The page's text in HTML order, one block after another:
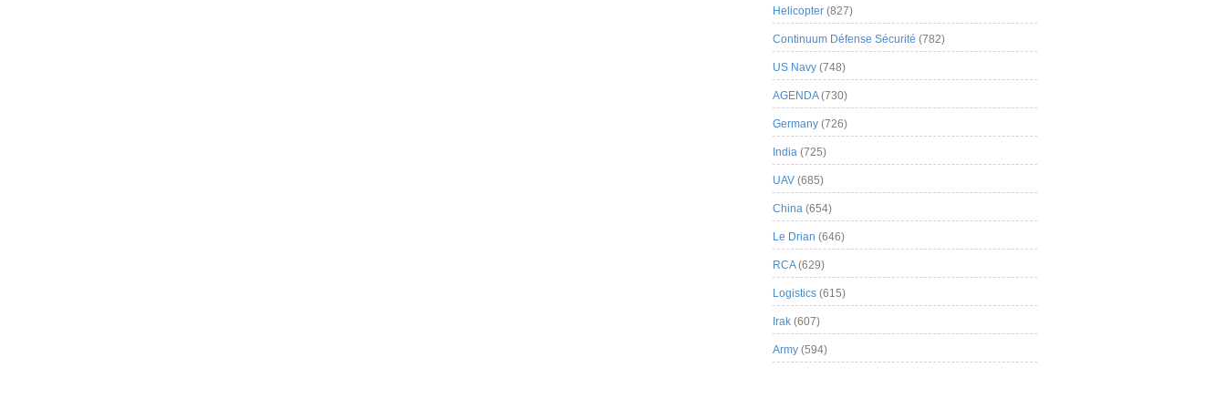
Helicopter (827)
Continuum Défense Sécurité (782)
US Navy (748)
AGENDA(730)
Germany (726)
India (725)
UAV (685)
China (654)
Le Drian (646)
RCA(629)
Logistics (615)
Irak (607)
Army (594)